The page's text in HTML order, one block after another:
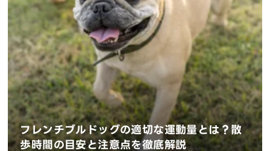
フレンチブルドッグの適切な運動量とは？散
歩時間の目安と注意点を徹底解説